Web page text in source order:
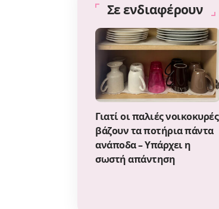
Σε ενδιαφέρουν
Γιατί οι παλιές νοικοκυρές
βάζουν τα ποτήρια πάντα
ανάποδα – Υπάρχει η
σωστή απάντηση